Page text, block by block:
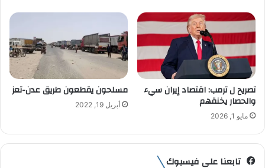
تصريح ل ترمب: اقتصاد إيران سيء
والحصار يخنقهم
مايو 1, 2026
مسلحون يقطعون طريق عدن-تعز
أبريل 19, 2022
تابعنا على فيسبوك